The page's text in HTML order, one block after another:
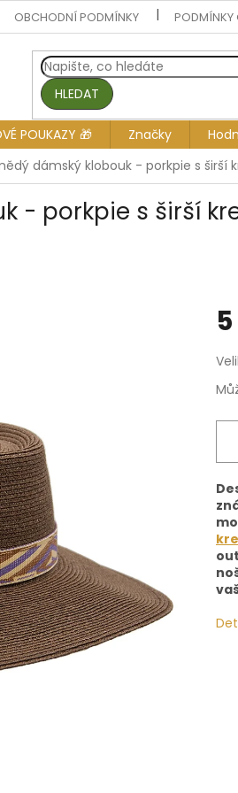
OBCHODNÍ PODMÍNKY
HLEDAT
POUKAZY 🎁 Značky
dámský klobouk - porkpie s
- porkpie s širší